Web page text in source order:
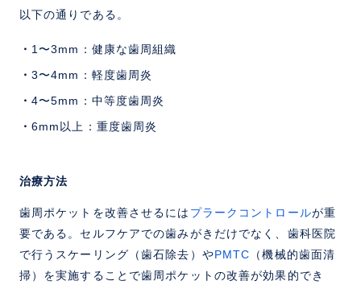
以下の通りである。
1〜3mm：健康な歯周組織
3〜4mm：軽度歯周炎
4〜5mm：中等度歯周炎
6mm以上：重度歯周炎
治療方法
歯周ポケットを改善させるには プラークコントロールが重
要である。セルフケアでの歯みがきだけでなく、歯科医院
で行うスケーリング（歯石除去）やPMTC （機械的歯面清
掃）を実施することで歯周ポケットの改善が効果的でき